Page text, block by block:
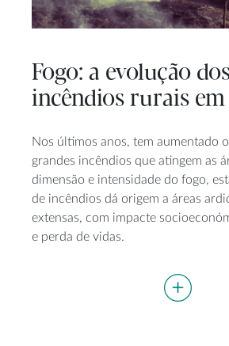
Fogo: a evolução
incêndios rurais
Nos últimos anos, tem aumentado
grandes incêndios que atingem as
dimensão e intensidade do fogo,
de incêndios dá origem a áreas
extensas, com impacte
e perda de vidas.